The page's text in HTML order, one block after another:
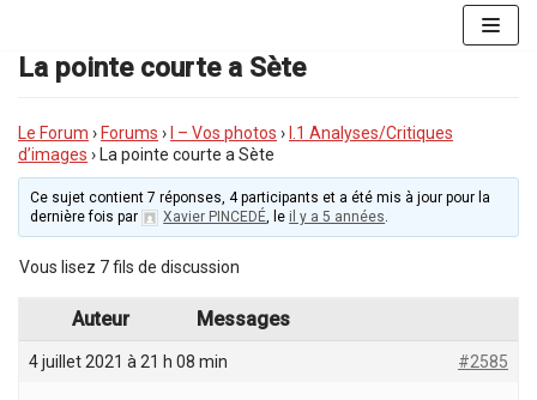
au
contenu
La pointe courte a Sète
Le Forum › Forums › I – Vos photos ›
I.1 Analyses/Critiques
d’images › La pointe courte a Sète
Ce sujet contient 7 réponses, 4 participants et a été mis à jour pour la
dernière fois par
Xavier PINCEDÉ, le il y a 5 années.
Vous lisez 7 fils de discussion
Auteur Messages
4 juillet 2021 à 21 h 08 min #2585